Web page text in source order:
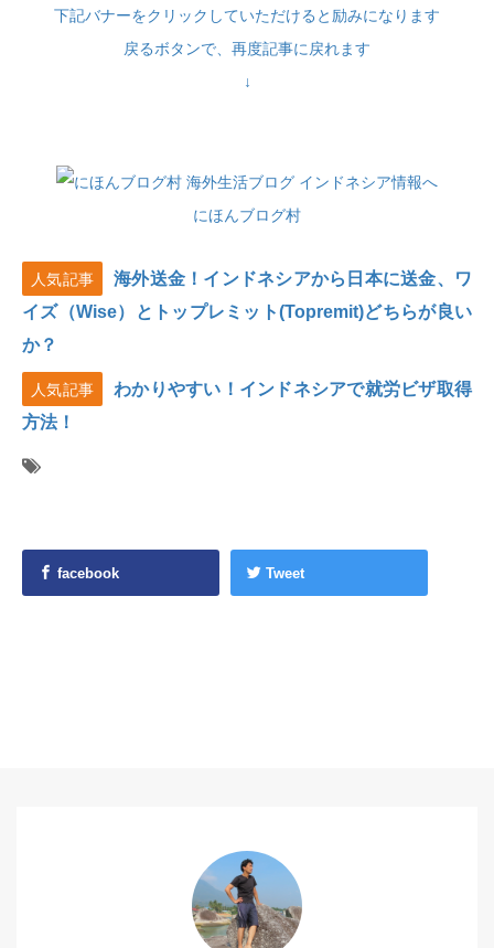
下記バナーをクリックしていただけると励みになります
戻るボタンで、再度記事に戻れます
↓
にほんブログ村
人気記事
海外送金！インドネシアから日本に送金、ワ
イズ（Wise）とトップレミット(Topremit)どちらが良い
か？
人気記事
わかりやすい！インドネシアで就労ビザ取得
方法！
facebook Tweet